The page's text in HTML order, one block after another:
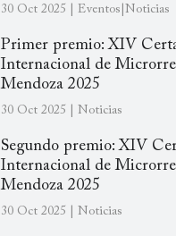
30 Oct 2025 | Eventos|Noticias
Primer premio: XIV
Internacional de
Mendoza 2025
30 Oct 2025 | Noticias
Segundo premio: XIV
Internacional de
Mendoza 2025
30 Oct 2025 | Noticias